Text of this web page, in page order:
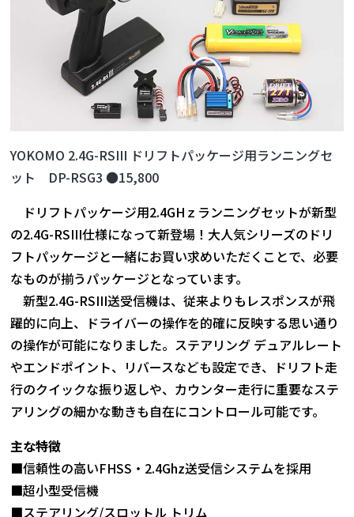
YOKOMO 2.4G-RSIII ドリフトパッケージ用ランニングセ
ット DP-RSG3 ●15,800
ドリフトパッケージ用2.4GHｚランニングセットが新型
の2.4G-RSIII仕様になって新登場！大人気シリーズのドリ
フトパッケージと一緒にお買い求めいただくことで、必要
なものが揃うパッケージとなっています。
新型2.4G-RSIII送受信機は、従来よりもレスポンスが飛
躍的に向上、ドライバーの操作を的確に反映する思い通り
の操作が可能になりました。ステアリング デュアルレート
やエンドポイント、リバースなども設定でき、ドリフト走
行のクイックな振り返しや、カウンター走行に重要なステ
アリングの細かな動きも自在にコントロール可能です。
主な特徴
■信頼性の高いFHSS・2.4Ghz送受信システムを採用
■超小型受信機
■ステアリング/スロットル トリム